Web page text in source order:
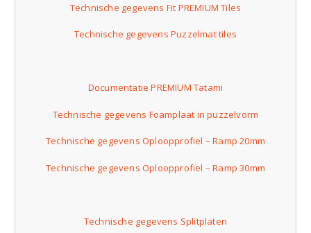
Technische gegevens Fit PREMIUM Tiles
Technische gegevens Puzzelmat tiles
Documentatie PREMIUM Tatami
Technische gegevens Foamplaat in puzzelvorm
Technische gegevens Oploopprofiel – Ramp 20mm
Technische gegevens Oploopprofiel – Ramp 30mm
Technische gegevens Splitplaten